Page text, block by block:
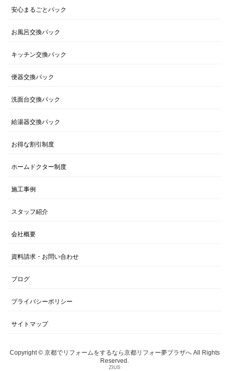
安心まるごとパック
お風呂交換パック
キッチン交換パック
便器交換パック
洗面台交換パック
給湯器交換パック
お得な割引制度
ホームドクター制度
施工事例
スタッフ紹介
会社概要
資料請求・お問い合わせ
ブログ
プライバシーポリシー
サイトマップ
Copyright © 京都でリフォームをするなら京都リフォー夢プラザへ All Rights
Reserved.
ZIUS